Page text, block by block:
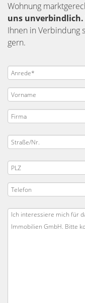
Wohnung
uns unverbindlich.
Ihnen in Verbindung
gern.